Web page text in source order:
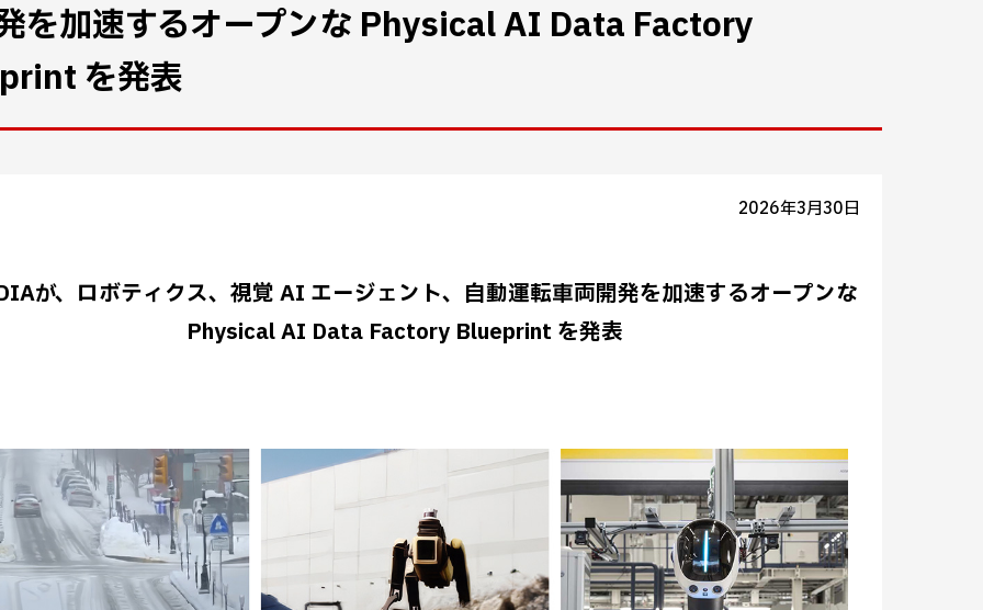
を加速するオープンな Physical AI Data Factory
を発表
2026年3月30日
が、ロボティクス、視覚 AI エージェント、自動運転車両開発を加速するオープンな
Physical AI Data Factory Blueprint を発表